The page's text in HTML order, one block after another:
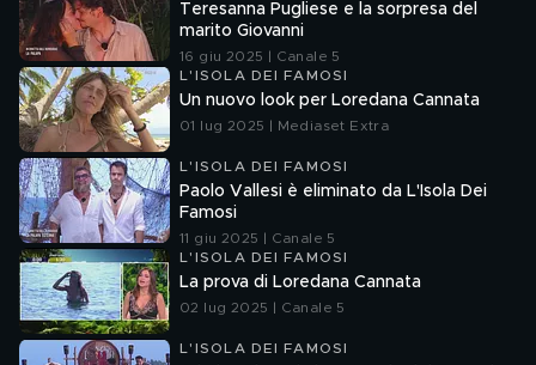
Teresanna Pugliese e la sorpresa del
marito Giovanni
16 giu 2025 | Canale 5
L'ISOLA DEI FAMOSI
Un nuovo look per Loredana Cannata
01 lug 2025 | Mediaset Extra
L'ISOLA DEI FAMOSI
Paolo Vallesi è eliminato da L'Isola Dei
Famosi
11 giu 2025 | Canale 5
L'ISOLA DEI FAMOSI
La prova di Loredana Cannata
02 lug 2025 | Canale 5
L'ISOLA DEI FAMOSI